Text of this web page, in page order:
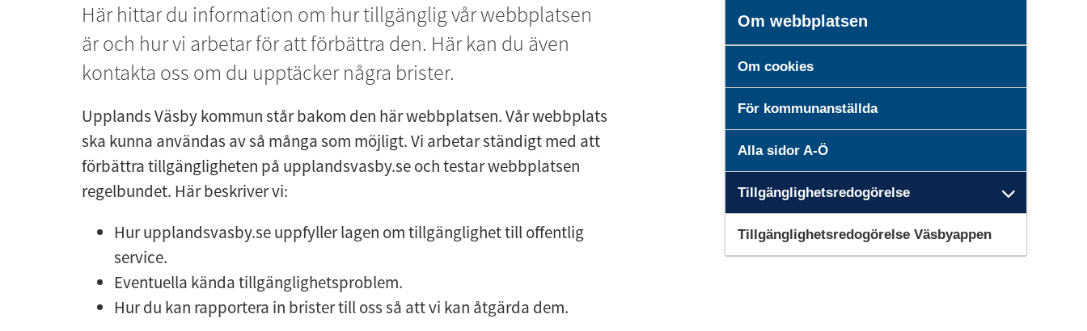
Här hittar du information om hur tillgänglig vår webbplatsen
är och hur vi arbetar för att förbättra den. Här kan du även
kontakta oss om du upptäcker några brister.
Upplands Väsby kommun står bakom den här webbplatsen. Vår webbplats
ska kunna användas av så många som möjligt. Vi arbetar ständigt med att
förbättra tillgängligheten på upplandsvasby.se och testar webbplatsen
regelbundet. Här beskriver vi:
Hur upplandsvasby.se uppfyller lagen om tillgänglighet till offentlig
service.
Eventuella kända tillgänglighetsproblem.
Hur du kan rapportera in brister till oss så att vi kan åtgärda dem.
Om webbplatsen
Om cookies
För kommunanställda
Alla sidor A-Ö
Tillgänglighetsredogörelse
Tillgänglighetsredogörelse Väsbyappen